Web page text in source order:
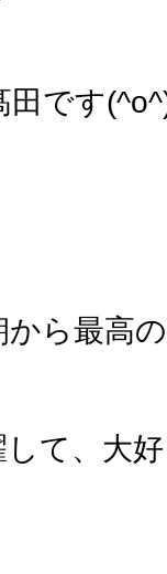
です
ら最高
て、大